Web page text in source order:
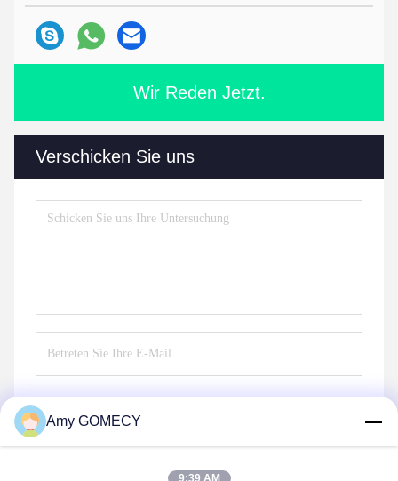
Wir Reden Jetzt.
Verschicken Sie uns
Amy GOMECY
9:39 AM